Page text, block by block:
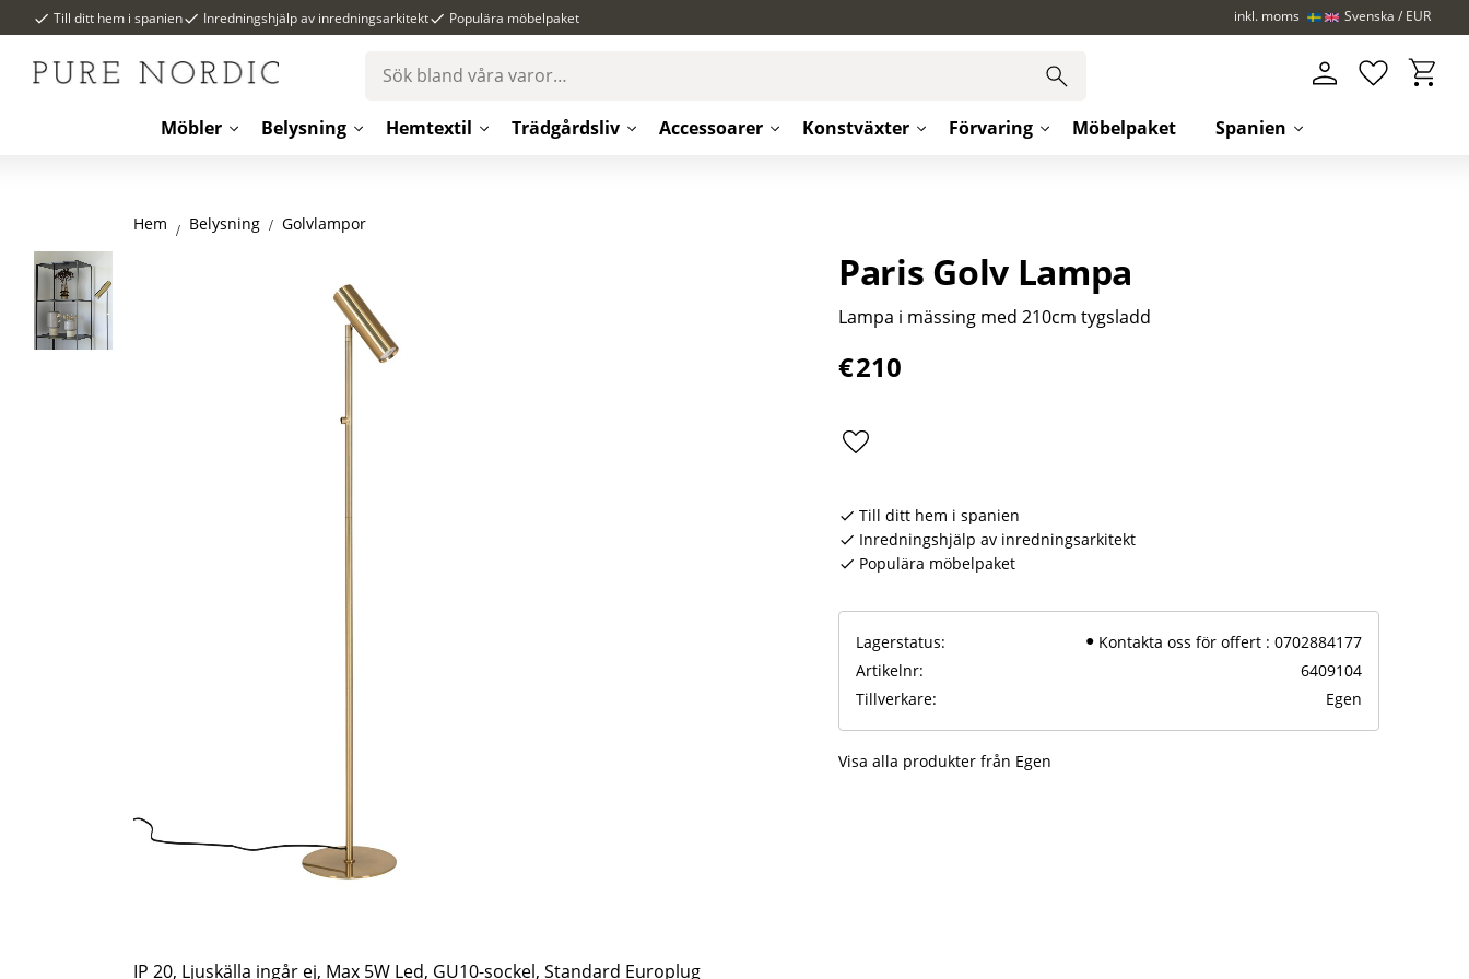
Till ditt hem i spanien Inredningshjälp av inredningsarkitekt Populära möbelpaket inkl. moms
Möbler Belysning Hemtextil Trädgårdsliv Accessoarer Konstväxter Förvaring Möbelpaket Spanien
Favoriter
Svenska EUR
Hem Belysning Golvlampor
Paris Golv Lampa
Lampa i mässing med 210cm tygsladd
€210
Lägg till i favoriter
Till ditt hem i spanien
Inredningshjälp av inredningsarkitekt
Populära möbelpaket
Lagerstatus
Kontakta oss för offert : 0702884177
Artikelnr
6409104
Tillverkare
Egen
Visa alla produkter från Egen
IP 20, Ljuskälla ingår ej, Max 5W Led, GU10-sockel, Standard Europlug